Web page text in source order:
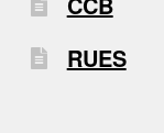
RUES